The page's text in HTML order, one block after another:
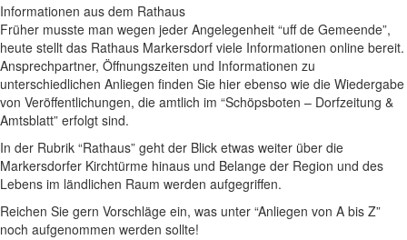
Informationen aus dem Rathaus
Früher musste man wegen jeder Angelegenheit “uff de Gemeende”,
heute stellt das Rathaus Markersdorf viele Informationen online bereit.
Ansprechpartner, Öffnungszeiten und Informationen zu
unterschiedlichen Anliegen finden Sie hier ebenso wie die Wiedergabe
von Veröffentlichungen, die amtlich im “Schöpsboten – Dorfzeitung &
Amtsblatt” erfolgt sind.
In der Rubrik “Rathaus” geht der Blick etwas weiter über die
Markersdorfer Kirchtürme hinaus und Belange der Region und des
Lebens im ländlichen Raum werden aufgegriffen.
Reichen Sie gern Vorschläge ein, was unter “Anliegen von A bis Z”
noch aufgenommen werden sollte!